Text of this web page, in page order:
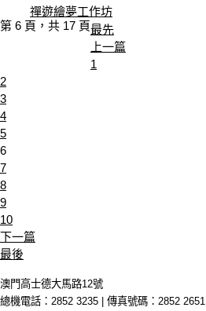
禪遊繪夢工作坊
第 6 頁，共 17 頁最先
上一篇
1
2
3
4
5
6
7
8
9
10
下一篇
最後
澳門高士德大馬路12號
總機電話：2852 3235 | 傳真號碼：2852 2651